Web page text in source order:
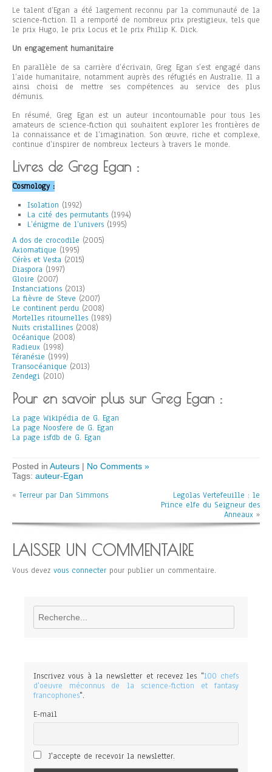
Le talent d’Egan a été largement reconnu par la communauté de la
science-fiction. Il a remporté de nombreux prix prestigieux, tels que
le prix Hugo, le prix Locus et le prix Philip K. Dick.
Un engagement humanitaire
En parallèle de sa carrière d’écrivain, Greg Egan s’est engagé dans
l’aide humanitaire, notamment auprès des réfugiés en Australie. Il a
ainsi choisi de mettre ses compétences au service des plus
démunis.
En résumé, Greg Egan est un auteur incontournable pour tous les
amateurs de science-fiction qui souhaitent explorer les frontières de
la connaissance et de l’imagination. Son œuvre, riche et complexe,
continue d’inspirer de nombreux lecteurs à travers le monde.
Livres de Greg Egan :
Cosmology :
Isolation (1992)
La cité des permutants (1994)
L’énigme de l’univers (1995)
A dos de crocodile (2005)
Axiomatique (1995)
Cérès et Vesta (2015)
Diaspora (1997)
Gloire (2007)
Instanciations (2013)
La fièvre de Steve (2007)
Le continent perdu (2008)
Mortelles ritournelles (1989)
Nuits cristallines (2008)
Océanique (2008)
Radieux (1998)
Téranésie (1999)
Transocéanique (2013)
Zendegi (2010)
Pour en savoir plus sur Greg Egan :
La page Wikipédia de G. Egan
La page Noosfere de G. Egan
La page isfdb de G. Egan
Posted in Auteurs | No Comments »
Tags: auteur-Egan
«Terreur par Dan Simmons
Legolas Vertefeuille : le
Prince elfe du Seigneur des
Anneaux »
LAISSER UN COMMENTAIRE
Vous devez vous connecter pour publier un commentaire.
Rechercher
Inscrivez vous à la newsletter et recevez les "100 chefs
d'oeuvre méconnus de la science-fiction et fantasy
francophones".
E-mail
J'accepte de recevoir la newsletter.